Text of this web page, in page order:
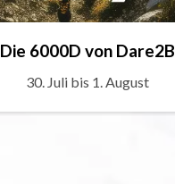
Die 6000D von Dare2B
30. Juli bis 1. August